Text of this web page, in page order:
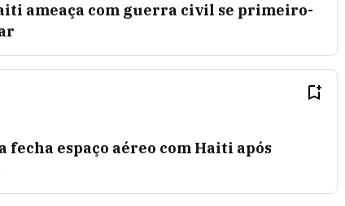
ameaça com guerra civil se primeiro-
espaço aéreo com Haiti após